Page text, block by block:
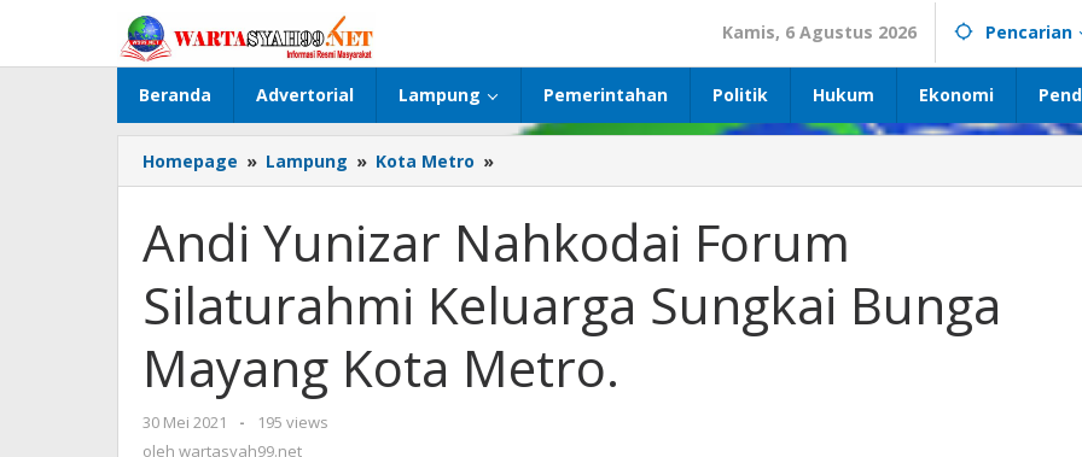
konten
Kamis, 6 Agustus 2026 Pencarian
Beranda Advertorial Lampung Pemerintahan Politik Hukum Ekonomi
Homepage » Lampung » Kota Metro »
Yunizar
Forum
Silaturahmi
Sungkai
Mayang
Kota
Andi Yunizar Nahkodai Forum
Silaturahmi Keluarga Sungkai Bunga
Mayang Kota Metro.
30 Mei 2021
oleh
wartasyah99.net
-
195 views
oleh wartasyah99.net